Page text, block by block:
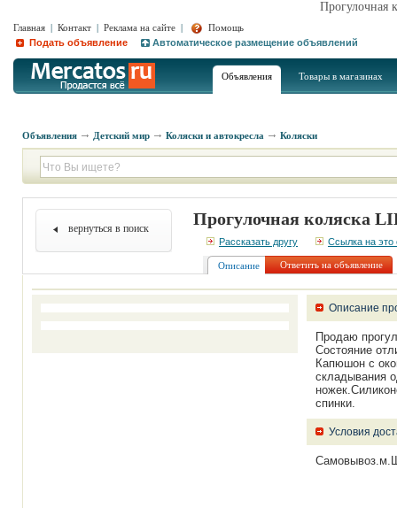
Прогулочная
Главная | Контакт | Реклама на сайте |
Помощь
Подать объявление
Автоматическое размещение объявлений
Объявления Товары в магазинах
Объявления Детский мир Коляски и автокресла Коляски
вернуться в поиск Прогулочная коляска
Рассказать другу Ссылка на это
Описание Ответить на объявление
Описание
Продаю
Состояние
Капюшон с
складывания
спинки.
Условия